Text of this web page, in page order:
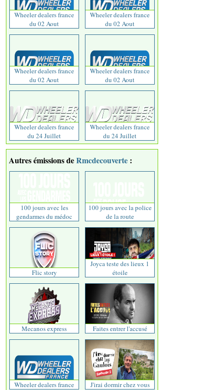
Wheeler dealers france
du 02 Aout
Wheeler dealers france
du 02 Aout
Wheeler dealers france
du 02 Aout
Wheeler dealers france
du 02 Aout
Wheeler dealers france
du 24 Juillet
Wheeler dealers france
du 24 Juillet
Autres émissions deRmcdecouverte :
100 jours avec les
gendarmes du médoc
100 jours avec la police
de la route
Flic story
Joyca teste des lieux 1
étoile
Mecanos express Faites entrer l'accusé
Wheeler dealers france J'irai dormir chez vous